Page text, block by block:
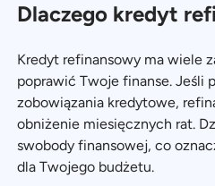
Dlaczego kredyt
Kredyt refinansowy ma wiele
poprawić Twoje finanse. Jeśli
zobowiązania kredytowe,
obniżenie miesięcznych rat.
swobody finansowej, co
dla Twojego budżetu.